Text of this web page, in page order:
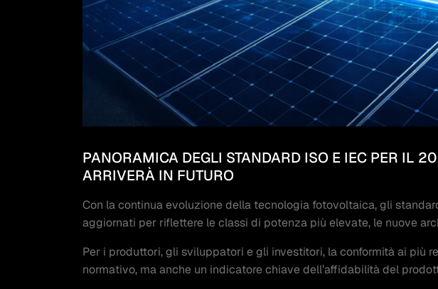
PANORAMICA DEGLI STANDARD ISO E IEC PER IL
ARRIVERÀ IN FUTURO
Con la continua evoluzione della tecnologia fotovoltaica, gli
aggiornati per riflettere le classi di potenza più elevate, le nuove
Per i produttori, gli sviluppatori e gli investitori, la conformità ai più
normativo, ma anche un indicatore chiave dell’affidabilità del